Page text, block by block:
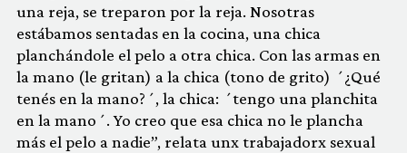
una reja, se treparon por la reja. Nosotras
estábamos sentadas en la cocina, una chica
planchándole el pelo a otra chica. Con las armas en
la mano (le gritan) a la chica (tono de grito) ´¿Qué
tenés en la mano?´, la chica: ´tengo una planchita
en la mano´. Yo creo que esa chica no le plancha
más el pelo a nadie”, relata unx trabajadorx sexual